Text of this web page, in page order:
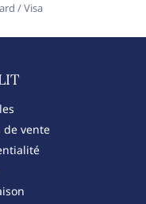
/ Visa
de vente